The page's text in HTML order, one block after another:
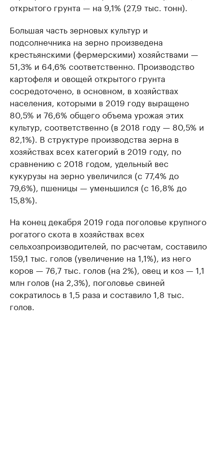
открытого грунта — на 9,1% (27,9 тыс. тонн).
Большая часть зерновых культур и
подсолнечника на зерно произведена
крестьянскими (фермерскими) хозяйствами —
51,3% и 64,6% соответственно. Производство
картофеля и овощей открытого грунта
сосредоточено, в основном, в хозяйствах
населения, которыми в 2019 году выращено
80,5% и 76,6% общего объема урожая этих
культур, соответственно (в 2018 году — 80,5% и
82,1%). В структуре производства зерна в
хозяйствах всех категорий в 2019 году, по
сравнению с 2018 годом, удельный вес
кукурузы на зерно увеличился (с 77,4% до
79,6%), пшеницы — уменьшился (с 16,8% до
15,8%).
На конец декабря 2019 года поголовье крупного
рогатого скота в хозяйствах всех
сельхозпроизводителей, по расчетам, составило
159,1 тыс. голов (увеличение на 1,1%), из него
коров — 76,7 тыс. голов (на 2%), овец и коз — 1,1
млн голов (на 2,3%), поголовье свиней
сократилось в 1,5 раза и составило 1,8 тыс.
голов.